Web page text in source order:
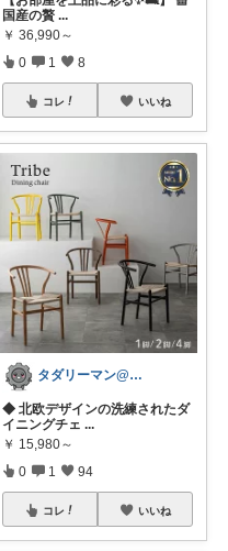
国産の贅 ...
￥ 36,990～
0 1 8
コレ いいね
タダリーマン@はてなブロガー
◆ 北欧デザインの洗練されたダ
イニングチェ ...
￥ 15,980～
0 1 94
コレ いいね